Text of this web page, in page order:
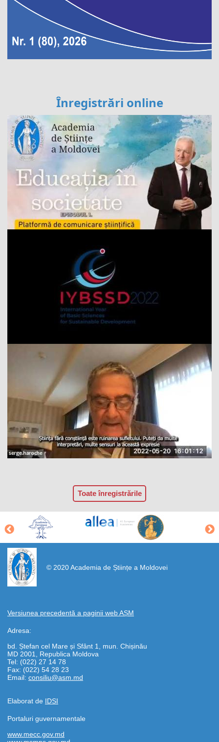
Înregistrări online
Toate înregistrările
© 2020 Academia de Științe a Moldovei
Versiunea precedentă a paginii web AȘM
Adresa:
bd. Ștefan cel Mare și Sfânt 1, mun. Chișinău
MD 2001, Republica Moldova
Tel: (022) 27 14 78
Fax: (022) 54 28 23
Email: consiliu@asm.md
Elaborat de IDSI
https://propletenie.ru/
Portaluri guvernamentale
www.mecc.gov.md